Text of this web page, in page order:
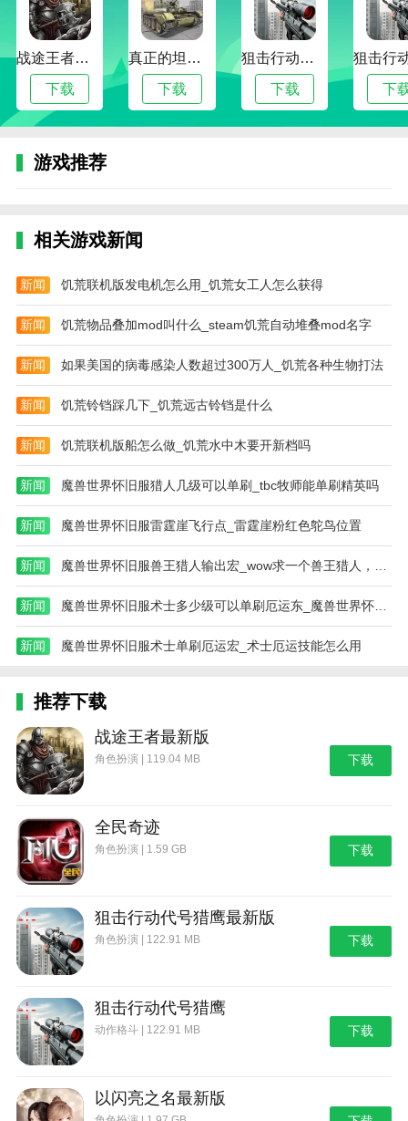
之外，我们还优化了以下痛点:
①播放按钮显示更清晰
我们对原来主界面的功能进行了全面改进，例如显示和
推进指挥官经常使用的“战斗”、“等级”和“2v2”等游戏，
同时将原来到处隐藏的功能按钮（例如“图书馆”）升级
标系统。
最初的角色切换功能是在主界面中水平切换。考虑到国
面，并增加了一个单独的入口。只需要点击对应角色的
头像即可完成角色切换。
③可自由切换的主界面场景
同时我们还增加了一个新功能:随着角色切换改变整体
界面的部落场景，这将影响主界面背景、科技树、战役
背景等。该功能旨在使人们拥有不同的视觉体验，并对
角色所属的阵营有更清晰的了解。
④更容易找到的库
在上次测试中，我们发现了库对每个人日常游戏的重要
性。因此，在这次界面重构中，我们还将图书馆的位置
移到了主界面的底部，这样更方便大家查看并快速熟悉
和体验游戏。
还有更多关于界面优化的细节，我暂时不会在这里抱
怨。请到“蘑菇战争2”体验！
①注册并获得1500钻石和强力英雄
指挥官们通过基础新手教程后，将获得1，500钻石和4
个强力角色，陪你度过游戏前期适应期。
【/h②7登录7天每天都有大礼
经过7天的测试，我们还为大家准备了丰富的新手登录
礼包，里面有大量的钻石和符文，你还可以获得超稀有
的古董装备。
蘑菇星球的神秘故事将在这里上演。你可以在这里找到
更多16位战士之间的恩怨情仇，让你体验穿越边境的乐
游戏功能
1.解锁个性英雄并善用技能来占领城市
3.大规模短期作战——战场上最多有4000多兵力。
战途王者最新版
下载
真正的坦克大战
下载
狙击行动代号猎鹰最新版
下载 下
游戏推荐
相关游戏新闻
新闻 饥荒联机版发电机怎么用_饥荒女工人怎么获得
新闻 饥荒物品叠加mod叫什么_steam饥荒自动堆叠mod名字
新闻 如果美国的病毒感染人数超过300万人_饥荒各种生物打法
新闻 饥荒铃铛踩几下_饥荒远古铃铛是什么
新闻 饥荒联机版船怎么做_饥荒水中木要开新档吗
新闻 魔兽世界怀旧服猎人几级可以单刷_tbc牧师能单刷精英吗
新闻 魔兽世界怀旧服雷霆崖飞行点_雷霆崖粉红色鸵鸟位置
新闻
新闻 魔兽世界怀旧服术士多少级可以单刷厄运东_魔兽世界怀旧版70级盗贼能单刷厄运吗
新闻 魔兽世界怀旧服术士单刷厄运宏_术士厄运技能怎么用
推荐下载
战途王者最新版
角色扮演 | 119.04 MB 下载
全民奇迹
角色扮演 | 1.59 GB 下载
狙击行动代号猎鹰最新版
角色扮演 | 122.91 MB 下载
狙击行动代号猎鹰
动作格斗 | 122.91 MB 下载
以闪亮之名最新版